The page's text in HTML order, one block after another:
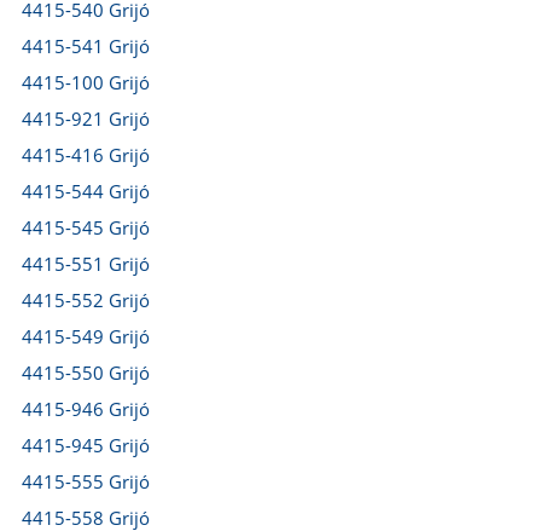
4415-540 Grijó
4415-541 Grijó
4415-100 Grijó
4415-921 Grijó
4415-416 Grijó
4415-544 Grijó
4415-545 Grijó
4415-551 Grijó
4415-552 Grijó
4415-549 Grijó
4415-550 Grijó
4415-946 Grijó
4415-945 Grijó
4415-555 Grijó
4415-558 Grijó